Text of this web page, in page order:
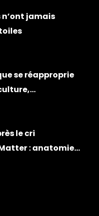
n’ont jamais
se réapproprie
le cri
: anatomie...